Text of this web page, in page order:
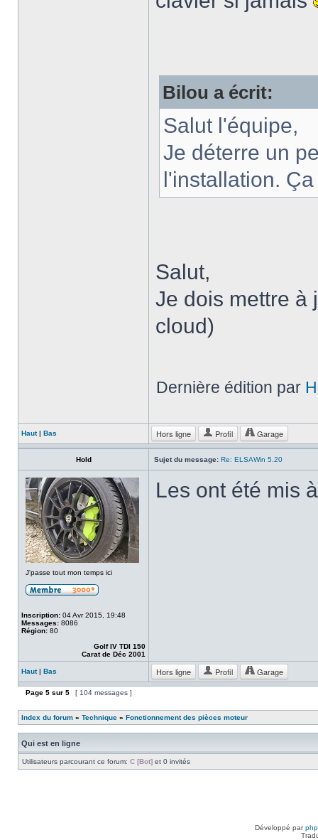
Bilou a écrit:
Salut l'équipe,
Je déterre un
l'installation.
Salut,
Je dois mettre à
cloud)
Dernière édition par
Haut| Bas Hors ligne Profil Garage
Hold Sujet du message: Re: ELSAWin 5.20
J'passe tout mon temps ici
Inscription: 04 Avr 2015, 19:48
Messages: 8086
Région: 80
Golf IV TDI 150
Carat de Déc 2001
Les ont été mis
Haut| Bas Hors ligne Profil Garage
Page 5 sur 5 [ 104 messages ]
Index du forum » Technique » Fonctionnement des pièces moteur
Qui est en ligne
Utilisateurs parcourant ce forum: C [Bot] et 0 invités
Développé par